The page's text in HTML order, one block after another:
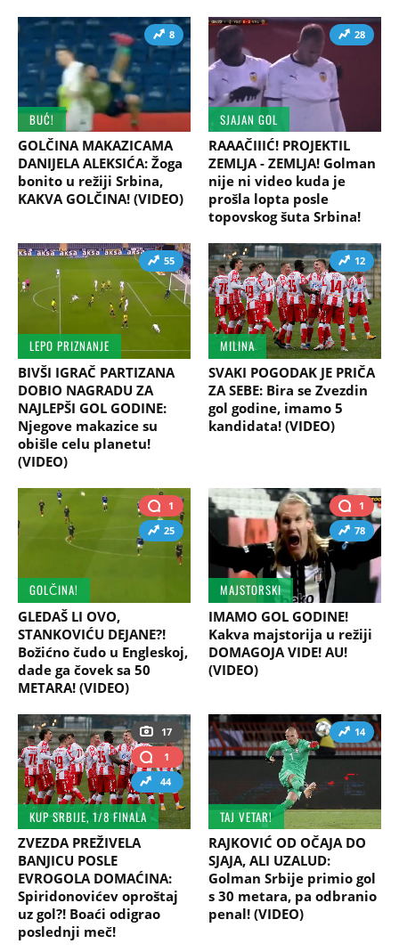
8
BUĆ!
GOLČINA MAKAZICAMA
DANIJELA ALEKSIĆA: Žoga
bonito u režiji Srbina,
KAKVA GOLČINA! (VIDEO)
28
SJAJAN GOL
RAAAČIIIĆ! PROJEKTIL
ZEMLJA - ZEMLJA! Golman
nije ni video kuda je
prošla lopta posle
topovskog šuta Srbina!
55
LEPO PRIZNANJE
BIVŠI IGRAČ PARTIZANA
DOBIO NAGRADU ZA
NAJLEPŠI GOL GODINE:
Njegove makazice su
obišle celu planetu!
(VIDEO)
12
MILINA
SVAKI POGODAK JE PRIČA
ZA SEBE: Bira se Zvezdin
gol godine, imamo 5
kandidata! (VIDEO)
1
25
GOLČINA!
GLEDAŠ LI OVO,
STANKOVIĆU DEJANE?!
Božićno čudo u Engleskoj,
dade ga čovek sa 50
METARA! (VIDEO)
1
78
MAJSTORSKI
IMAMO GOL GODINE!
Kakva majstorija u režiji
DOMAGOJA VIDE! AU!
(VIDEO)
17
1
44
KUP SRBIJE, 1/8 FINALA
ZVEZDA PREŽIVELA
BANJICU POSLE
EVROGOLA DOMAĆINA:
Spiridonovićev oproštaj
uz gol?! Boaći odigrao
poslednji meč!
14
TAJ VETAR!
RAJKOVIĆ OD OČAJA DO
SJAJA, ALI UZALUD:
Golman Srbije primio gol
s 30 metara, pa odbranio
penal! (VIDEO)